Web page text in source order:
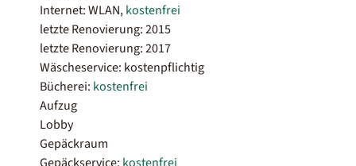
Internet: WLAN,kostenfrei
letzte Renovierung: 2015
letzte Renovierung: 2017
Wäscheservice: kostenpflichtig
Bücherei: kostenfrei
Aufzug
Lobby
Gepäckraum